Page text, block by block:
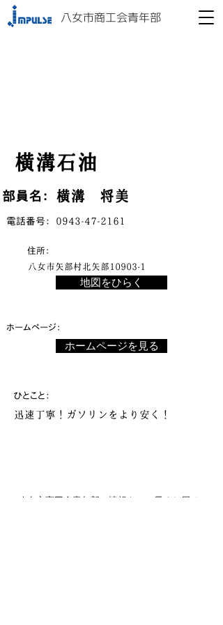
八女市商工会青年部
横溝石油
​部員名： 横溝 将美
​電話番号： 0943-47-2161
​住所：
八女市矢部村北矢部10903-1
地図をひらく
​ホームページ：
ホームページを見る
​ひとこと：
迅速丁寧！ガソリンをより安く！
八女市商工会青年部の情報をいち早くお届け！